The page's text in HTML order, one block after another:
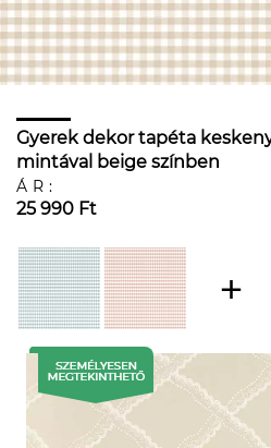
Gyerek dekor tapéta
mintával beige színben
ÁR:
25 990 Ft